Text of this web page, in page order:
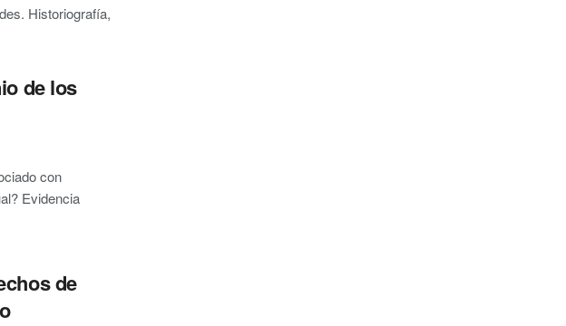
Historiografía,
de los
con
Evidencia
de